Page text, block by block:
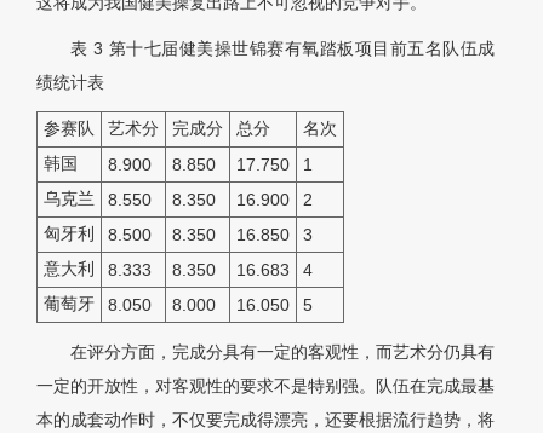
表 3 第十七届健美操世锦赛有氧踏板项目前五名队伍成
绩统计表
参赛队 艺术分 完成分 总分
名次
韩国
8.900 8.850 17.750
1
乌克兰
8.550 8.350 16.900
2
匈牙利
8.500 8.350 16.850
3
意大利
8.333 8.350 16.683
4
葡萄牙
8.050 8.000 16.050 5
在评分方面，完成分具有一定的客观性，而艺术分仍具有
一定的开放性，对客观性的要求不是特别强。队伍在完成最基
本的成套动作时，不仅要完成得漂亮，还要根据流行趋势，将